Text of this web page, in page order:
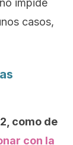
impide
casos,
como de
con la